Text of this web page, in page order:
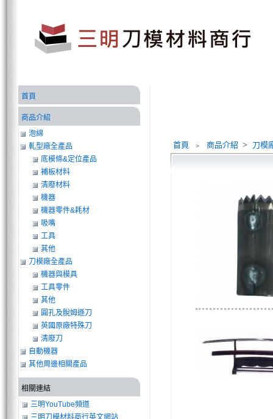
首頁 ﹥ 商品介紹 > 刀模
首頁
商品介紹
泡綿
軋型廠全產品
底模條&定位產品
補板材料
清廢材料
機器
機器零件&耗材
吸嘴
工具
其他
刀模廠全產品
機器與模具
工具零件
其他
圓孔及脫姆遜刀
英國原廠特殊刀
清廢刀
自動機器
其他周邊相關產品
相關連結
三明YouTube頻道
三明刀模材料商行英文網站